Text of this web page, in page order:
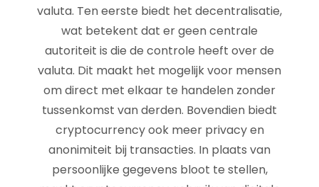
valuta. Ten eerste biedt het decentralisatie,
wat betekent dat er geen centrale
autoriteit is die de controle heeft over de
valuta. Dit maakt het mogelijk voor mensen
om direct met elkaar te handelen zonder
tussenkomst van derden. Bovendien biedt
cryptocurrency ook meer privacy en
anonimiteit bij transacties. In plaats van
persoonlijke gegevens bloot te stellen,